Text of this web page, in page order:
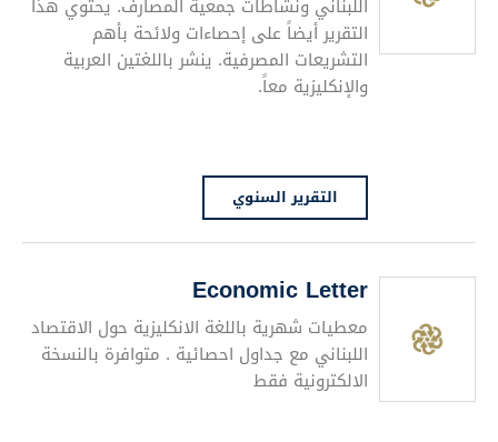
اللبناني ونشاطات جمعية المصارف. يحتوي هذا
التقرير أيضاً على إحصاءات ولائحة بأهم
التشريعات المصرفية. ينشر باللغتين العربية
والإنكليزية معاً.
التقرير السنوي
Economic Letter
معطيات شهرية باللغة الانكليزية حول الاقتصاد
اللبناني مع جداول احصائية . متوافرة بالنسخة
الالكترونية فقط